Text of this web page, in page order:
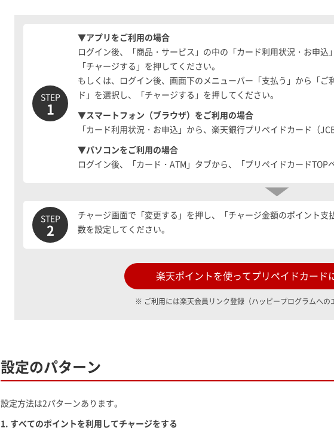
STEP
1
▼アプリをご利用の場合
ログイン後、「商品・サービス」の中の「カード利用状況・お申
「チャージする」を押してください。
もしくは、ログイン後、画面下のメニューバー「支払う」から「
ド」を選択し、「チャージする」を押してください。
▼スマートフォン（ブラウザ）をご利用の場合
「カード利用状況・お申込」から、楽天銀行プリペイドカード（
▼パソコンをご利用の場合
ログイン後、「カード・ATM」タブから、「プリペイドカード
STEP
2
チャージ画面で「変更する」を押し、「チャージ金額のポイント
数を設定してください。
楽天ポイントを使ってプリペイドカード
※ ご利用には楽天会員リンク登録（ハッピープログラムへの
設定のパターン
設定方法は2パターンあります。
1. すべてのポイントを利用してチャージをする